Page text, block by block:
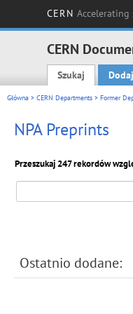
CERN Accelerating
CERN
Main
Szukaj Dodaj
Główna > CERN Departments > Former
NPA Preprints
Przeszukaj 247 rekordów
Ostatnio dodane: